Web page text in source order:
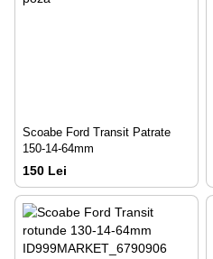
Scoabe Ford Transit Patrate
150-14-64mm
150 Lei